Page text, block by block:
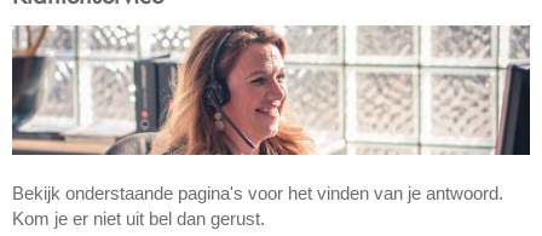
Bekijk onderstaande pagina's voor het vinden van je antwoord.
Kom je er niet uit bel dan gerust.